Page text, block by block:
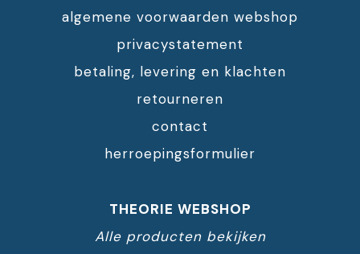
algemene voorwaarden webshop
privacystatement
betaling, levering en klachten
retourneren
contact
herroepingsformulier
THEORIE WEBSHOP
Alle producten bekijken